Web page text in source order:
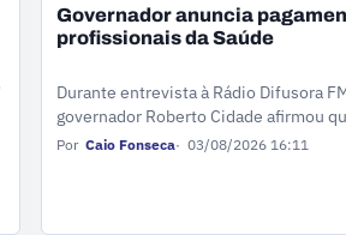
Governador anuncia
profissionais da Saúde
Durante entrevista à Rádio Difusora
governador Roberto Cidade afirmou
mantido os repasses mensais desde
Por Caio Fonseca 03/08/2026 16:11